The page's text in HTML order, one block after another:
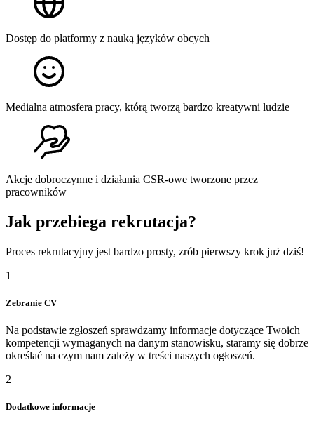
Dostęp do platformy z nauką języków obcych
Medialna atmosfera pracy, którą tworzą bardzo kreatywni ludzie
Akcje dobroczynne i działania CSR-owe tworzone przez
pracowników
Jak przebiega rekrutacja?
Proces rekrutacyjny jest bardzo prosty, zrób pierwszy krok już dziś!
1
Zebranie CV
Na podstawie zgłoszeń sprawdzamy informacje dotyczące Twoich
kompetencji wymaganych na danym stanowisku, staramy się dobrze
określać na czym nam zależy w treści naszych ogłoszeń.
2
Dodatkowe informacje